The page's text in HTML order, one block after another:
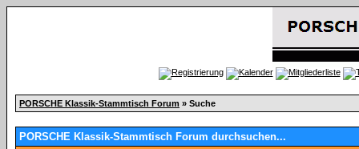
PORSCHE Klassik-Stammtisch Forum » Suche
PORSCHE Klassik-Stammtisch Forum durchsuchen...